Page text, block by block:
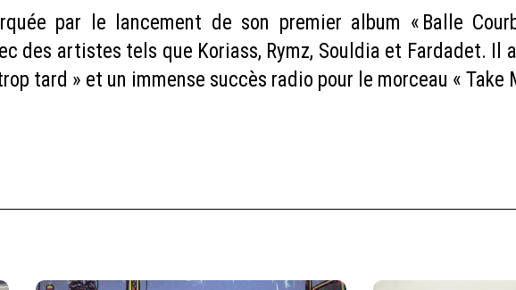
par le lancement de son premier album « Balle
des artistes tels que Koriass, Rymz, Souldia et Fardadet. Il
tard » et un immense succès radio pour le morceau « Take